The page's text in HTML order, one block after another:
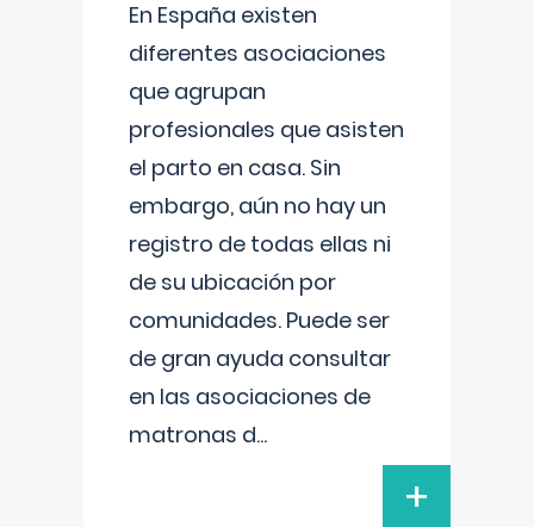
En España existen
diferentes asociaciones
que agrupan
profesionales que asisten
el parto en casa. Sin
embargo, aún no hay un
registro de todas ellas ni
de su ubicación por
comunidades. Puede ser
de gran ayuda consultar
en las asociaciones de
matronas d...
+